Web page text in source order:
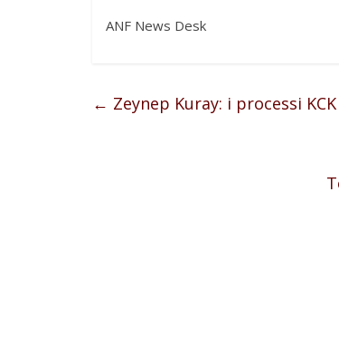
ANF News Desk
← Zeynep Kuray: i processi